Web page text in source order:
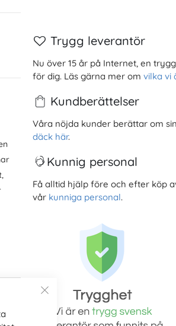
Trygg leverantör
Nu över 15 år på Internet, en
för dig. Läs gärna mer om vilka vi
Kundberättelser
Våra nöjda kunder berättar om
däck här.
Kunnig personal
Få alltid hjälp före och efter köp
vår kunniga personal.